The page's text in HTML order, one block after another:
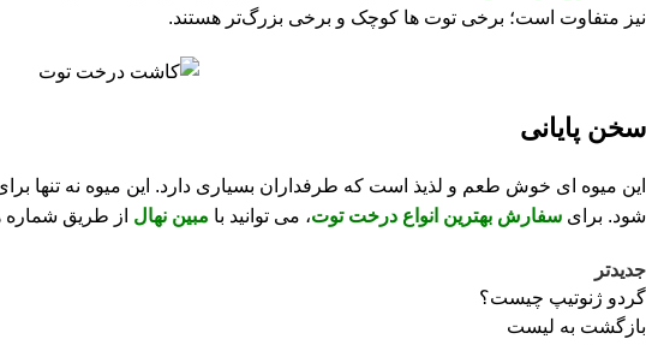
نیز متفاوت است؛ برخی توت‌ ها کوچک و برخی بزرگ‌تر هستند.
سخن پایانی
این میوه ای خوش طعم و لذیذ است که طرفداران بسیاری دارد. این میوه نه
شود. برای سفارش بهترین انواع درخت توت، می توانید با مبین نهال از طریق
جدیدتر
گردو ژنوتیپ چیست؟
بازگشت به لیست